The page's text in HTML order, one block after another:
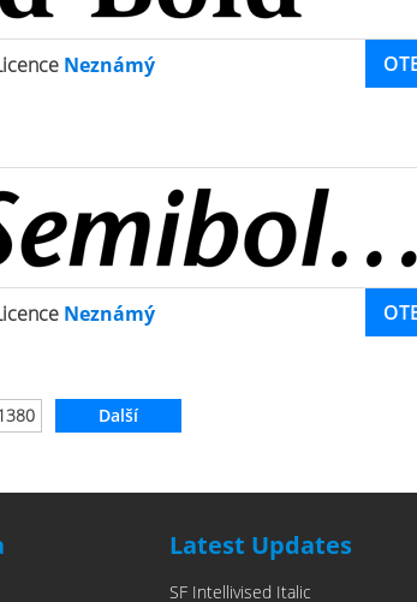
Neznámý
Neznámý
Další
Latest Updates
SF Intellivised Italic